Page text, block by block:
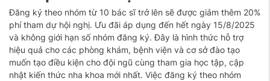
Đăng ký theo nhóm từ 10 bác sĩ trở lên sẽ được giảm thêm 20%
phí tham dự hội nghị. Ưu đãi áp dụng đến hết ngày 15/8/2025
và không giới hạn số nhóm đăng ký. Đây là hình thức hỗ trợ
hiệu quả cho các phòng khám, bệnh viện và cơ sở đào tạo
muốn tạo điều kiện cho đội ngũ cùng tham gia học tập, cập
nhật kiến thức nha khoa mới nhất. Việc đăng ký theo nhóm